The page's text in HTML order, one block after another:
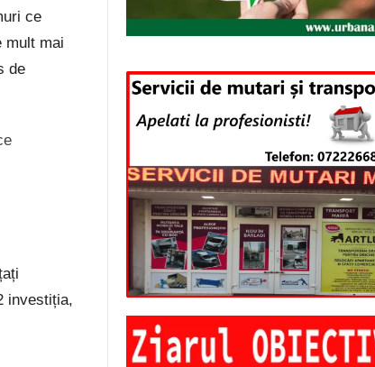
ce
mult mai
de
investiția,